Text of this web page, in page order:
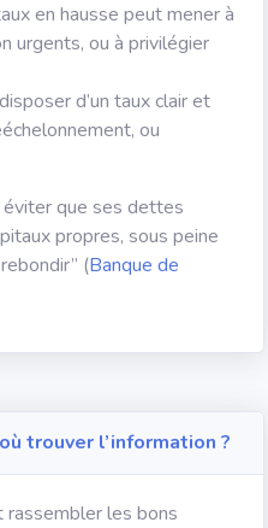
en hausse peut mener à
urgents, ou à privilégier
d’un taux clair et
ou
éviter que ses dettes
propres, sous peine
(Banque de
trouver l’information ?
les bons